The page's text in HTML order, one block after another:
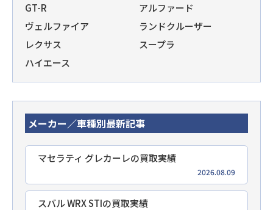
GT-R
アルファード
ヴェルファイア
ランドクルーザー
レクサス
スープラ
ハイエース
メーカー／車種別最新記事
マセラティ グレカーレの買取実績
2026.08.09
スバル WRX STIの買取実績